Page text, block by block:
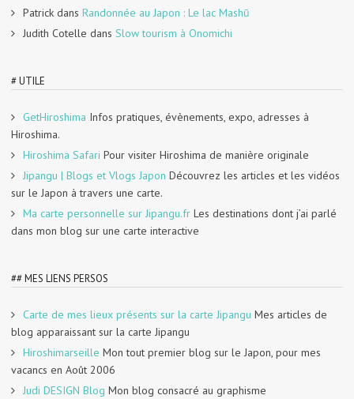
Patrick dans Randonnée au Japon : Le lac Mashū
Judith Cotelle dans Slow tourism à Onomichi
# UTILE
GetHiroshima Infos pratiques, évènements, expo, adresses à
Hiroshima.
Hiroshima Safari Pour visiter Hiroshima de manière originale
Jipangu | Blogs et Vlogs Japon Découvrez les articles et les vidéos
sur le Japon à travers une carte.
Ma carte personnelle sur Jipangu.fr Les destinations dont j’ai parlé
dans mon blog sur une carte interactive
## MES LIENS PERSOS
Carte de mes lieux présents sur la carte Jipangu Mes articles de
blog apparaissant sur la carte Jipangu
Hiroshimarseille Mon tout premier blog sur le Japon, pour mes
vacancs en Août 2006
Judi DESIGN Blog Mon blog consacré au graphisme